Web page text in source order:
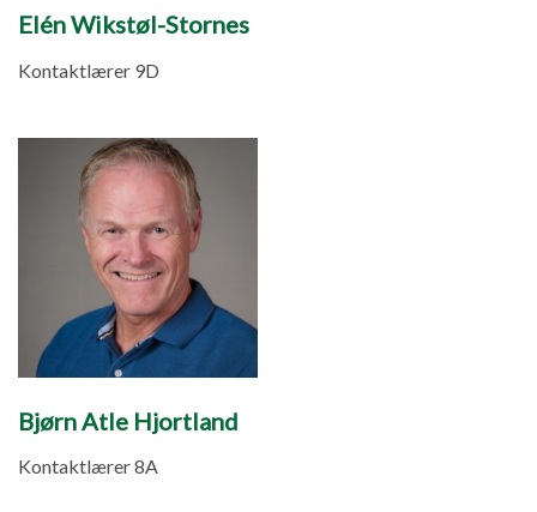
Elén Wikstøl-Stornes
Kontaktlærer 9D
Bjørn Atle Hjortland
Kontaktlærer 8A